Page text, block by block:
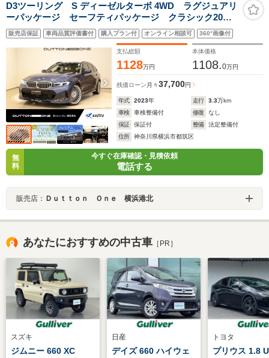
D3ツーリング S ディーゼルターボ 4WD ラグジュアリ
ーパッケージ セーフティパッケージ クラシック20イ
ンチアルミ パノラマサンルーフ サラウンドビューカ
メラ フルセグTV harman/kardonサウンド HUD
BSM シートヒーター ステアリングヒーター
販売店保証 車両品質評価書付 購入プラン付 オンライン相談可 360°画像付
支払総額
1128万円
本体価格
1108.0万円
残価ローン 月々37,700円
年式 2023年 走行 3.3万km
車検
車検整備付 修復
なし
保証
保証付 整備
法定整備付
住所
神奈川県横浜市都筑区
無
料
今すぐ在庫確認・見積依頼
電話する
販売店： Ｄｕｔｔｏｎ Ｏｎｅ 横浜港北
あなたにおすすめの中古車 ［PR］
スズキ
ジムニー 660 XC
日産
デイズ 660 ハイウェ
トヨタ
プリウス 1.8